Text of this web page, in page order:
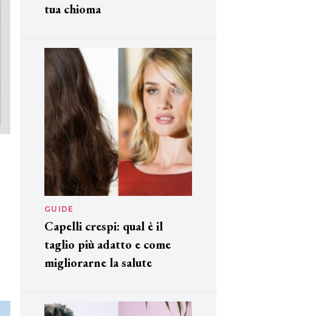
tua chioma
GUIDE
Capelli crespi: qual è il
taglio più adatto e come
migliorarne la salute